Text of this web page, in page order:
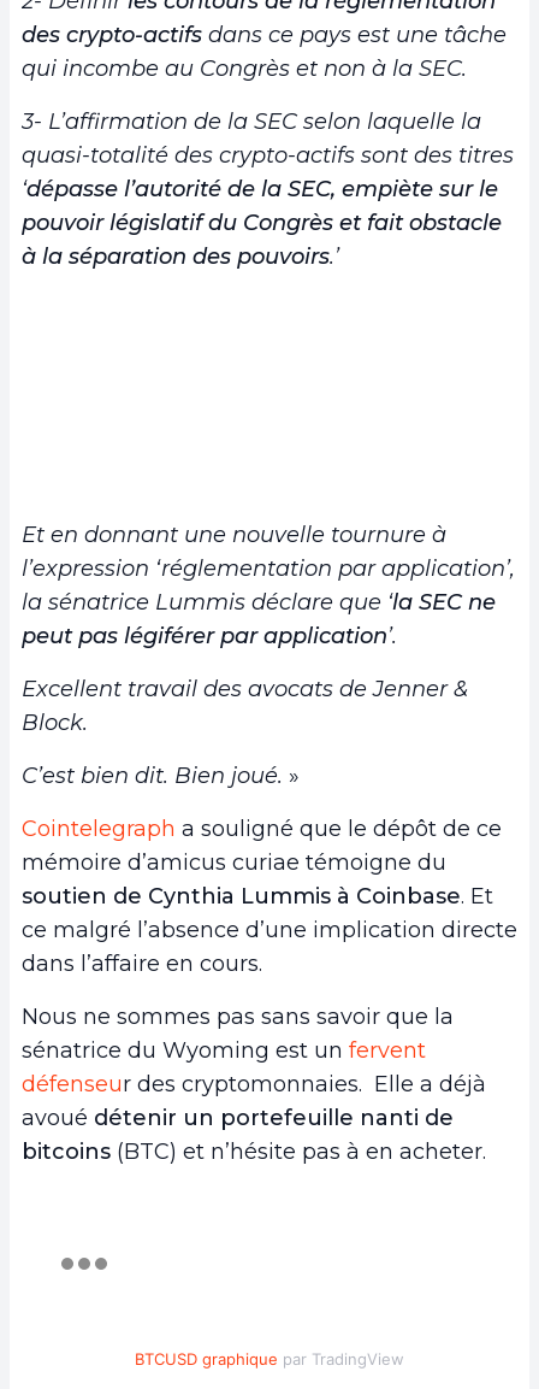
des crypto-actifs dans ce pays est une tâche
qui incombe au Congrès et non à la SEC.
3- L’affirmation de la SEC selon laquelle la
quasi-totalité des crypto-actifs sont des titres
‘dépasse l’autorité de la SEC, empiète sur le
pouvoir législatif du Congrès et fait obstacle
à la séparation des pouvoirs.’
Et en donnant une nouvelle tournure à
l’expression ‘réglementation par application’,
la sénatrice Lummis déclare que ‘la SEC ne
peut pas légiférer par application’.
Excellent travail des avocats de Jenner &
Block.
C’est bien dit. Bien joué. »
Cointelegraph a souligné que le dépôt de ce
mémoire d’amicus curiae témoigne du
soutien de Cynthia Lummis à Coinbase. Et
ce malgré l’absence d’une implication directe
dans l’affaire en cours.
Nous ne sommes pas sans savoir que la
sénatrice du Wyoming est un fervent
défenseur des cryptomonnaies. Elle a déjà
avoué détenir un portefeuille nanti de
bitcoins (BTC) et n’hésite pas à en acheter.
BTCUSD graphique par TradingView